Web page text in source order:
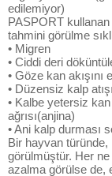
edilemiyor)
PASPORT
tahmini görülme
• Migren
• Ciddi deri
• Göze kan
• Düzensiz kalp atışı
• Kalbe yetersiz
ağrısı(anjina)
• Ani kalp durması
Bir hayvan
görülmüştür. Her
azalma görülse de,